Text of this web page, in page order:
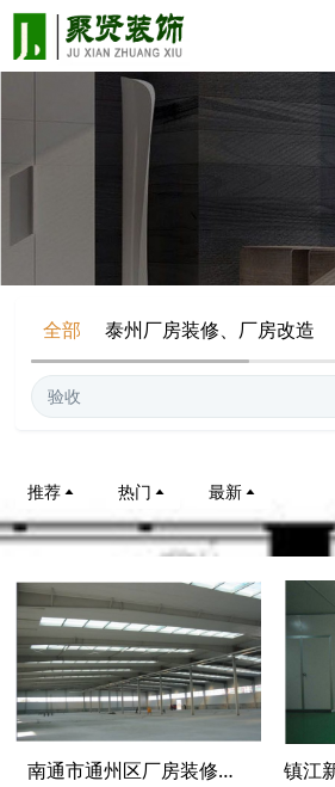
全部 泰州厂房装修、厂房改造
推荐 热门 最新
南通市通州区厂房装修要注意哪些细节？具体有哪些